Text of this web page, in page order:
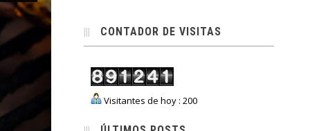
CONTADOR DE VISITAS
Visitantes de hoy : 200